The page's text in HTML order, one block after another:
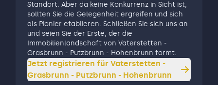
Standort. Aber da keine Konkurrenz in Sicht ist,
sollten Sie die Gelegenheit ergreifen und sich
als Pionier etablieren. Schließen Sie sich uns an
und seien Sie der Erste, der die
Immobilienlandschaft von Vaterstetten -
Grasbrunn - Putzbrunn - Hohenbrunn formt.
Jetzt registrieren für Vaterstetten -
Grasbrunn - Putzbrunn - Hohenbrunn